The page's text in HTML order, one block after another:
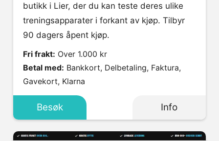
butikk i Lier, der du kan teste deres ulike
treningsapparater i forkant av kjøp. Tilbyr
90 dagers åpent kjøp.
Fri frakt: Over 1.000 kr
Betal med:
Gavekort, Klarna
Besøk Info